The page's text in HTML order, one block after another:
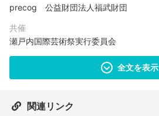
precog 公益財団法人福武財団
共催
瀬戸内国際芸術祭実行委員会
全文を表示
関連リンク